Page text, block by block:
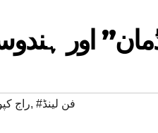
اور
#راج, #فن لینڈ